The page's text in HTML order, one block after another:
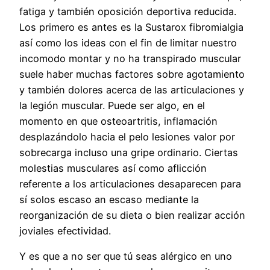
fatiga y también oposición deportiva reducida.
Los primero es antes es la Sustarox fibromialgia
así­ como los ideas con el fin de limitar nuestro
incomodo montar y no ha transpirado muscular
suele haber muchas factores sobre agotamiento
y también dolores acerca de las articulaciones y
la legión muscular. Puede ser algo, en el
momento en que osteoartritis, inflamación
desplazándolo hacia el pelo lesiones valor por
sobrecarga incluso una gripe ordinario. Ciertas
molestias musculares así­ como aflicción
referente a los articulaciones desaparecen para
sí solos escaso an escaso mediante la
reorganización de su dieta o bien realizar acción
joviales efectividad.
Y es que a no ser que tú seas alérgico en uno